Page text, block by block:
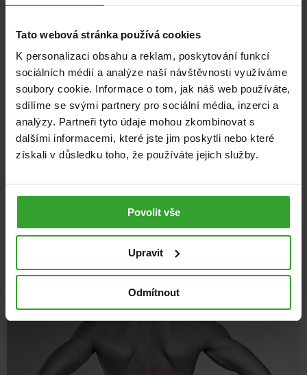
Tato webová stránka používá cookies
K personalizaci obsahu a reklam, poskytování funkcí
sociálních médií a analýze naší návštěvnosti využíváme
soubory cookie. Informace o tom, jak náš web používáte,
sdílíme se svými partnery pro sociální média, inzerci a
analýzy. Partneři tyto údaje mohou zkombinovat s
dalšími informacemi, které jste jim poskytli nebo které
získali v důsledku toho, že používáte jejich služby.
Povolit vše
Upravit
Odmítnout
regeneraci porušené struktury nervů.